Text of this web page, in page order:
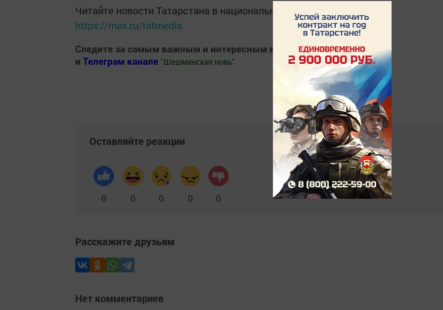
Читайте новости Татарстана в национальном мессенджере MАХ:
https://max.ru/tatmedia
Следите за самым важным и интересным в
Яндекс Дзен
и Телеграм канале " Шешминская новь"
Оставляйте реакции
0 0 0 0 0
Расскажите друзьям
Нет комментариев